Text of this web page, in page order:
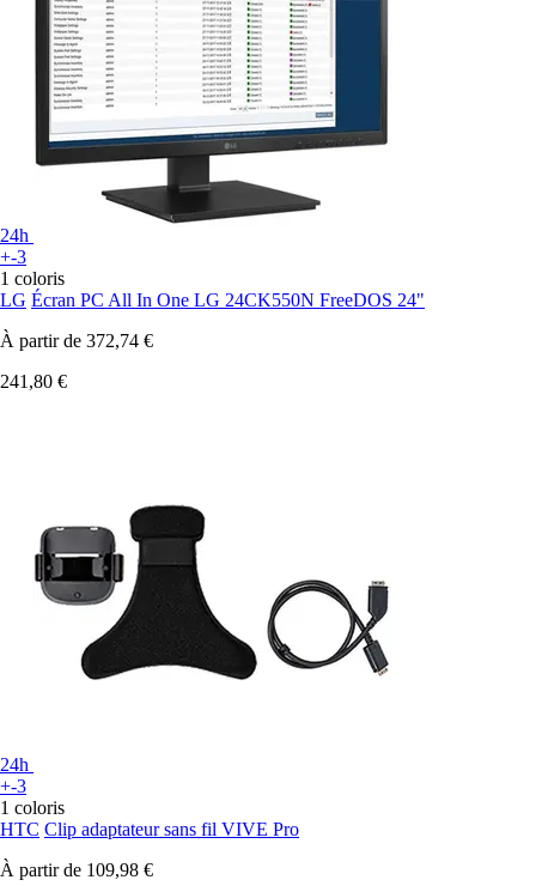
24h
+-3
1 coloris
LG Écran PC All In One LG 24CK550N FreeDOS 24"
À partir de 372,74 €
241,80 €
24h
+-3
1 coloris
HTC Clip adaptateur sans fil VIVE Pro
À partir de 109,98 €